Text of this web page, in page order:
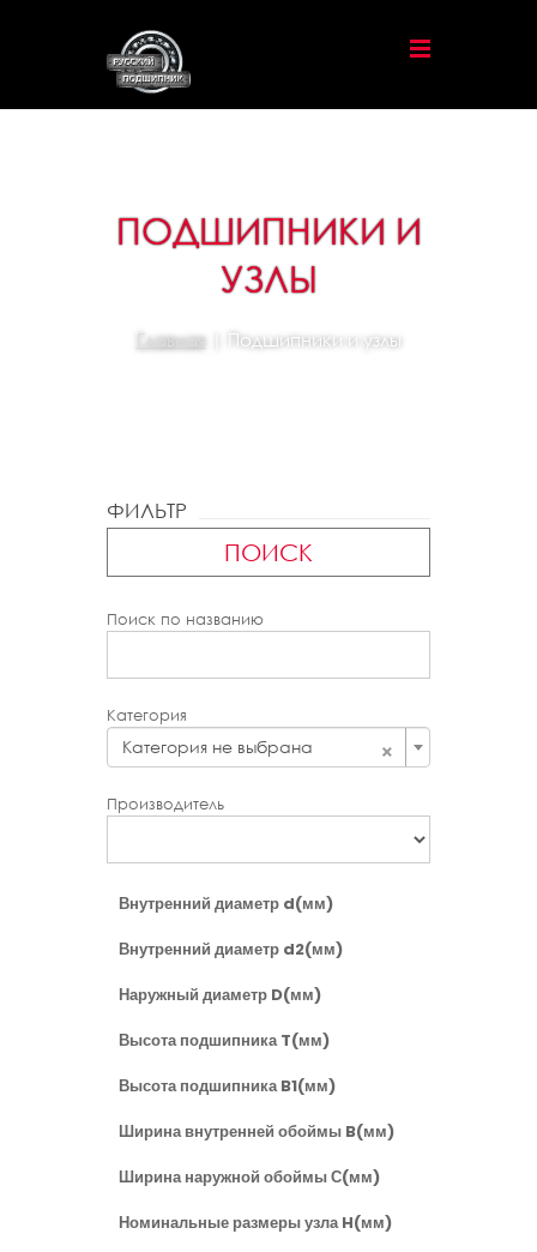
ПОДШИПНИКИ И
УЗЛЫ
Главная| Подшипники и узлы
ФИЛЬТР
ПОИСК
Поиск по названию
Категория
×
Категория не выбрана
Производитель
Внутренний диаметр d(мм)
Внутренний диаметр d2(мм)
Наружный диаметр D(мм)
Высота подшипника T(мм)
Высота подшипника B1(мм)
Ширина внутренней обоймы B(мм)
Ширина наружной обоймы С(мм)
Номинальные размеры узла H(мм)